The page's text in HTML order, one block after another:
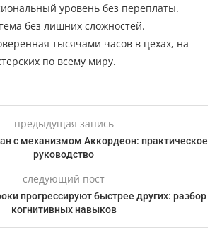
уровень без переплаты.
без лишних сложностей.
тысячами часов в цехах, на
по всему миру.
предыдущая запись
с механизмом Аккордеон: практическое
руководство
следующий пост
прогрессируют быстрее других: разбор
когнитивных навыков